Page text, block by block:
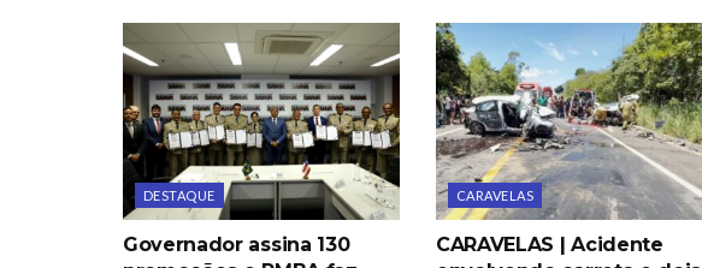
DESTAQUE
Governador assina 130
CARAVELAS
CARAVELAS | Acidente